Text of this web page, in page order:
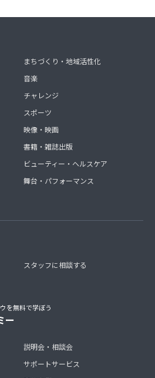
まちづくり・地域活性化
音楽
チャレンジ
スポーツ
映像・映画
書籍・雑誌出版
ビューティー・ヘルスケア
舞台・パフォーマンス
スタッフに相談する
を無料で学ぼう
ー
説明会・相談会
サポートサービス